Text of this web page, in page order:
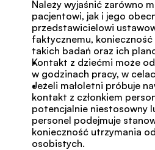
Należy wyjaśnić zarówno
pacjentowi, jak i jego
przedstawicielowi
faktycznemu,
takich badań oraz ich
Kontakt z dziećmi może
w godzinach pracy, w
Jeżeli małoletni próbuje
kontakt z członkiem
potencjalnie niestosowny
personel podejmuje
konieczność utrzymania
osobistych.